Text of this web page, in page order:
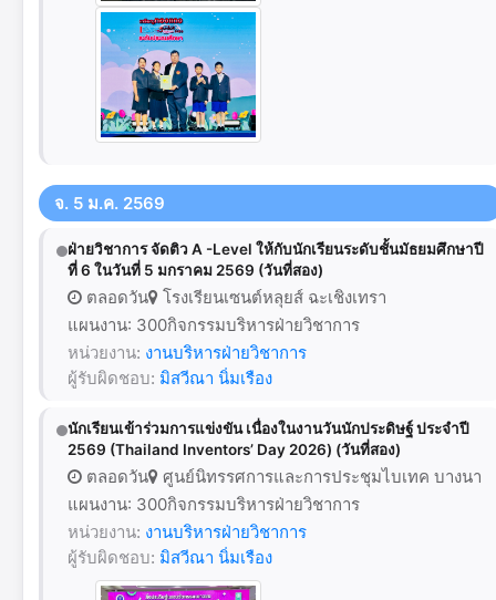
จ. 5 ม.ค. 2569
ฝ่ายวิชาการ จัดติว A -Level ให้กับนักเรียนระดับชั้นมัธยมศึกษาปี
ที่ 6 ในวันที่ 5 มกราคม 2569 (วันที่สอง)
ตลอดวัน
โรงเรียนเซนต์หลุยส์ ฉะเชิงเทรา
แผนงาน: 300กิจกรรมบริหารฝ่ายวิชาการ
หน่วยงาน: งานบริหารฝ่ายวิชาการ
ผู้รับผิดชอบ: มิสวีณา นิ่มเรือง
นักเรียนเข้าร่วมการแข่งขัน เนื่องในงานวันนักประดิษฐ์ ประจำปี
2569 (Thailand Inventors’ Day 2026) (วันที่สอง)
ตลอดวัน
ศูนย์นิทรรศการและการประชุมไบเทค บางนา
แผนงาน: 300กิจกรรมบริหารฝ่ายวิชาการ
หน่วยงาน: งานบริหารฝ่ายวิชาการ
ผู้รับผิดชอบ: มิสวีณา นิ่มเรือง